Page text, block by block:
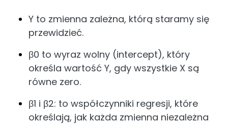
Y to zmienna zależna, którą staramy się
przewidzieć.
β0 to wyraz wolny (intercept), który
określa wartość Y, gdy wszystkie X są
równe zero.
β1 i β2: to współczynniki regresji, które
określają, jak każda zmienna niezależna